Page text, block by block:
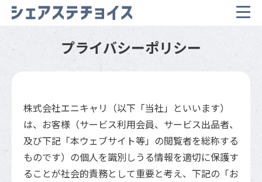
プライバシーポリシー
株式会社エニキャリ（以下「当社」といいます）
は、お客様（サービス利用会員、サービス出品者、
及び下記「本ウェブサイト等」の閲覧者を総称する
ものです）の個人を識別しうる情報を適切に保護す
ることが社会的責務として重要と考え、下記の「お